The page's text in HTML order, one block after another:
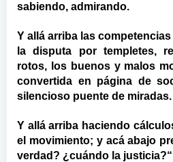
sabiendo, admirando.
Y allá arriba las
la disputa por templetes,
rotos, los buenos y malos
convertida en página de
silencioso puente de miradas.
Y allá arriba haciendo
el movimiento; y acá abajo
verdad? ¿cuándo la